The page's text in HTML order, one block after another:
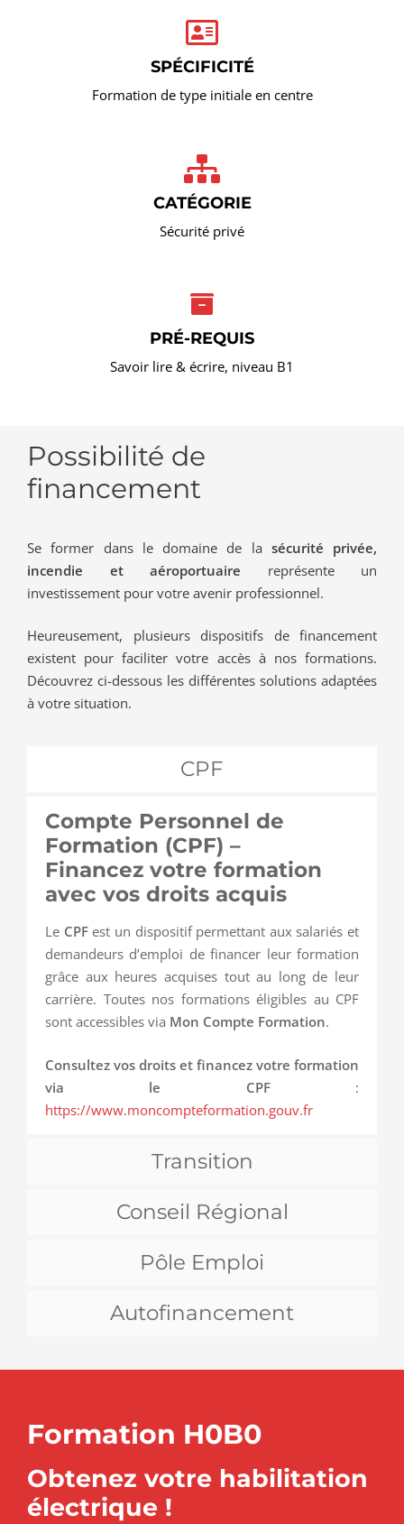
SPÉCIFICITÉ
Formation de type initiale en centre
CATÉGORIE
Sécurité privé
PRÉ-REQUIS
Savoir lire & écrire, niveau B1
Possibilité de
financement
Se former dans le domaine de la sécurité privée,
incendie et aéroportuaire représente un
investissement pour votre avenir professionnel.
Heureusement, plusieurs dispositifs de financement
existent pour faciliter votre accès à nos formations.
Découvrez ci-dessous les différentes solutions adaptées
à votre situation.
CPF
Compte Personnel de
Formation (CPF) –
Financez votre formation
avec vos droits acquis
Le CPFest un dispositif permettant aux salariés et
demandeurs d’emploi de financer leur formation
grâce aux heures acquises tout au long de leur
carrière. Toutes nos formations éligibles au CPF
sont accessibles via Mon Compte Formation.
Consultez vos droits et financez votre formation
via le CPF:
https://www.moncompteformation.gouv.fr
Transition
Conseil Régional
Pôle Emploi
Autofinancement
Formation H0B0
Obtenez votre habilitation
électrique !